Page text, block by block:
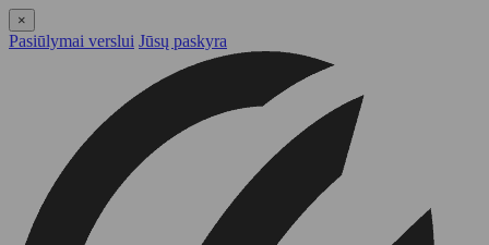
×
Pasiūlymai verslui Jūsų paskyra